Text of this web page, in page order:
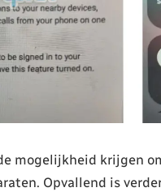
mogelijkheid krijgen
Opvallend is